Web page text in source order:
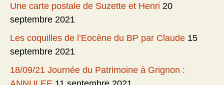
Une carte postale de Suzette et Henri 20
septembre 2021
Les coquilles de l’Eocène du BP par Claude 15
septembre 2021
18/09/21 Journée du Patrimoine à Grignon :